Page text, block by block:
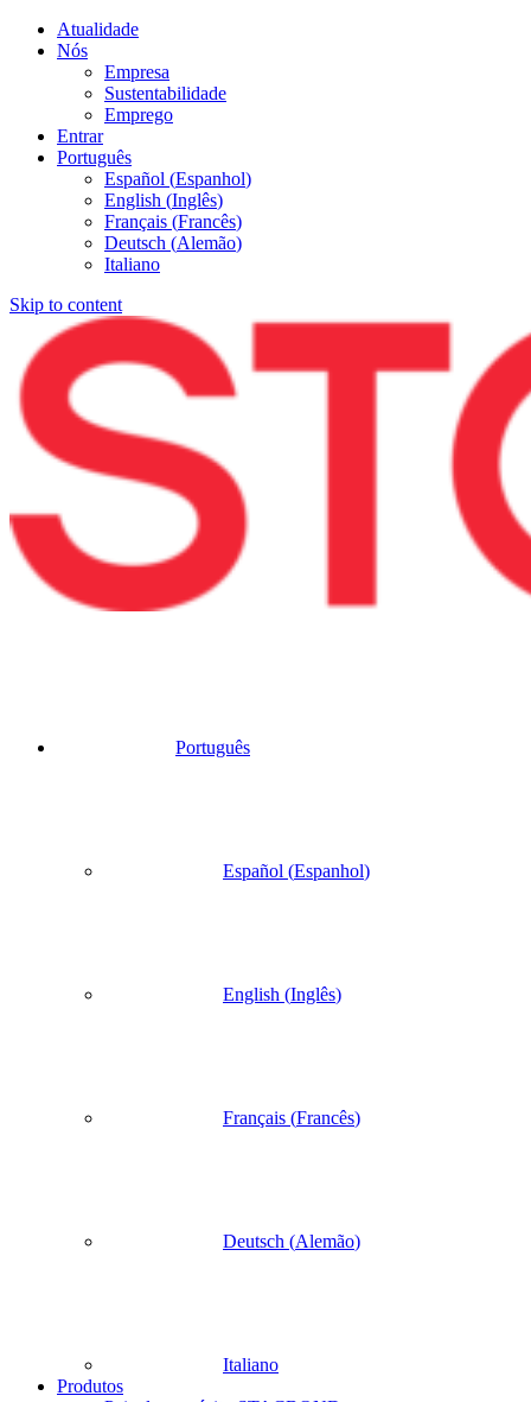
Atualidade
Nós
Empresa
Sustentabilidade
Emprego
Entrar
Português
Español (Espanhol)
English (Inglês)
Français (Francês)
Deutsch (Alemão)
Italiano
Skip to content
Português
Español (Espanhol)
English (Inglês)
Français (Francês)
Deutsch (Alemão)
Italiano
Produtos